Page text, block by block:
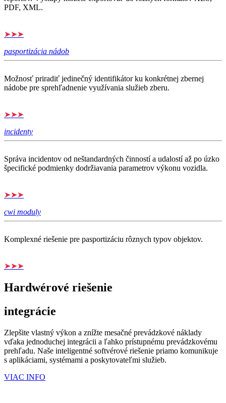
PDF, XML.
➤➤➤
pasportizácia nádob
Možnosť priradiť jedinečný identifikátor ku konkrétnej zbernej
nádobe pre sprehľadnenie využívania služieb zberu.
➤➤➤
incidenty
Správa incidentov od neštandardných činností a udalostí až po úzko
špecifické podmienky dodržiavania parametrov výkonu vozidla.
➤➤➤
cwi moduly
Komplexné riešenie pre pasportizáciu rôznych typov objektov.
➤➤➤
Hardwérové riešenie
integrácie
Zlepšite vlastný výkon a znížte mesačné prevádzkové náklady
vďaka jednoduchej integrácii a ľahko prístupnému prevádzkovému
prehľadu. Naše inteligentné softvérové riešenie priamo komunikuje
s aplikáciami, systémami a poskytovateľmi služieb.
VIAC INFO